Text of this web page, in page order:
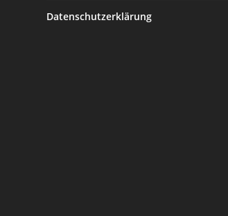
Datenschutzerklärung